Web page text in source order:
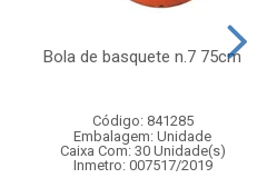
Bola de basquete n.7 75cm
Código: 841285
Embalagem: Unidade
Caixa Com: 30 Unidade(s)
Inmetro: 007517/2019